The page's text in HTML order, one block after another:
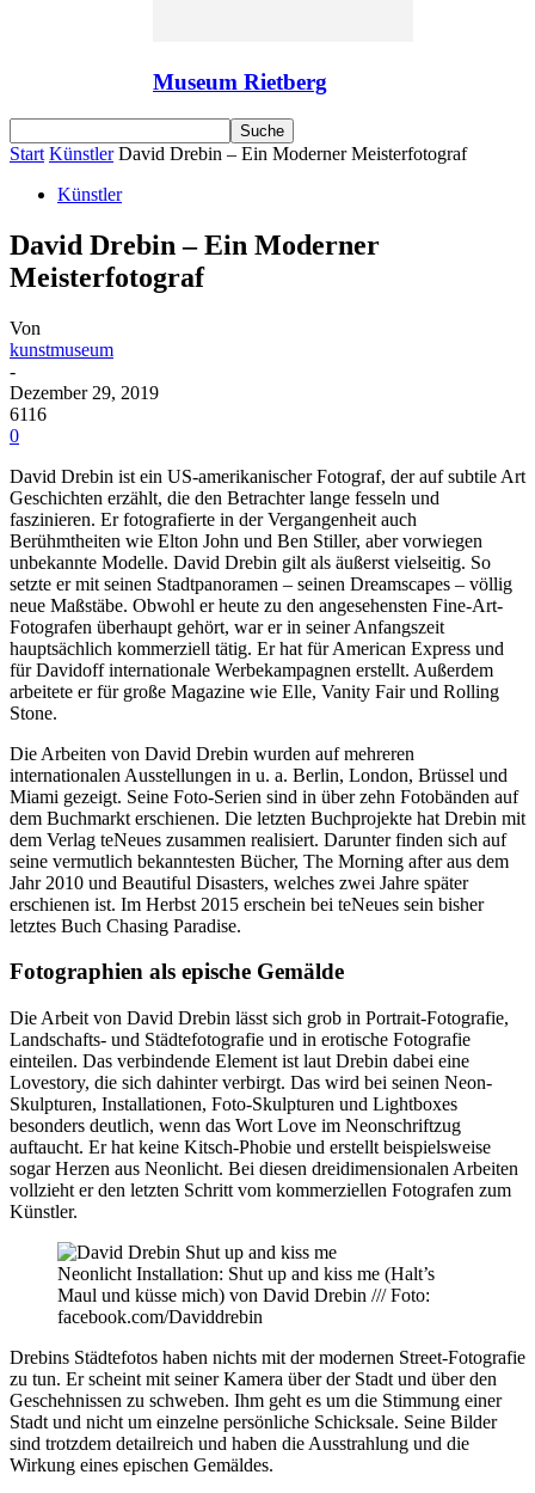
Museum Rietberg
Start Künstler David Drebin – Ein Moderner Meisterfotograf
Künstler
David Drebin – Ein Moderner
Meisterfotograf
Von
kunstmuseum
-
Dezember 29, 2019
6116
0
David Drebin ist ein US-amerikanischer Fotograf, der auf subtile Art
Geschichten erzählt, die den Betrachter lange fesseln und
faszinieren. Er fotografierte in der Vergangenheit auch
Berühmtheiten wie Elton John und Ben Stiller, aber vorwiegen
unbekannte Modelle. David Drebin gilt als äußerst vielseitig. So
setzte er mit seinen Stadtpanoramen – seinen Dreamscapes – völlig
neue Maßstäbe. Obwohl er heute zu den angesehensten Fine-Art-
Fotografen überhaupt gehört, war er in seiner Anfangszeit
hauptsächlich kommerziell tätig. Er hat für American Express und
für Davidoff internationale Werbekampagnen erstellt. Außerdem
arbeitete er für große Magazine wie Elle, Vanity Fair und Rolling
Stone.
Die Arbeiten von David Drebin wurden auf mehreren
internationalen Ausstellungen in u. a. Berlin, London, Brüssel und
Miami gezeigt. Seine Foto-Serien sind in über zehn Fotobänden auf
dem Buchmarkt erschienen. Die letzten Buchprojekte hat Drebin mit
dem Verlag teNeues zusammen realisiert. Darunter finden sich auf
seine vermutlich bekanntesten Bücher, The Morning after aus dem
Jahr 2010 und Beautiful Disasters, welches zwei Jahre später
erschienen ist. Im Herbst 2015 erschein bei teNeues sein bisher
letztes Buch Chasing Paradise.
Fotographien als epische Gemälde
Die Arbeit von David Drebin lässt sich grob in Portrait-Fotografie,
Landschafts- und Städtefotografie und in erotische Fotografie
einteilen. Das verbindende Element ist laut Drebin dabei eine
Lovestory, die sich dahinter verbirgt. Das wird bei seinen Neon-
Skulpturen, Installationen, Foto-Skulpturen und Lightboxes
besonders deutlich, wenn das Wort Love im Neonschriftzug
auftaucht. Er hat keine Kitsch-Phobie und erstellt beispielsweise
sogar Herzen aus Neonlicht. Bei diesen dreidimensionalen Arbeiten
vollzieht er den letzten Schritt vom kommerziellen Fotografen zum
Künstler.
Neonlicht Installation: Shut up and kiss me (Halt’s
Maul und küsse mich) von David Drebin /// Foto:
facebook.com/Daviddrebin
Drebins Städtefotos haben nichts mit der modernen Street-Fotografie
zu tun. Er scheint mit seiner Kamera über der Stadt und über den
Geschehnissen zu schweben. Ihm geht es um die Stimmung einer
Stadt und nicht um einzelne persönliche Schicksale. Seine Bilder
sind trotzdem detailreich und haben die Ausstrahlung und die
Wirkung eines epischen Gemäldes.